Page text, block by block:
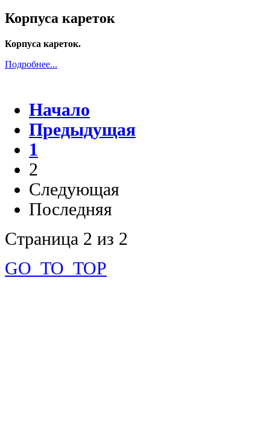
Корпуса кареток
Корпуса кареток.
Подробнее...
Начало
Предыдущая
1
2
Следующая
Последняя
Страница 2 из 2
GO_TO_TOP